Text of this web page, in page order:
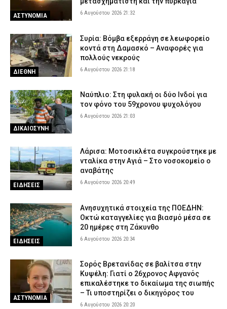
ΑΣΤΥΝΟΜΙΑ 6 Αυγούστου 2026 21:32
ΔΙΕΘΝΗ
Συρία: Βόμβα εξερράγη σε λεωφορείο
κοντά στη Δαμασκό – Αναφορές για
πολλούς νεκρούς
6 Αυγούστου 2026 21:18
ΔΙΚΑΙΟΣΥΝΗ
Ναύπλιο: Στη φυλακή οι δύο Ινδοί για
τον φόνο του 59χρονου ψυχολόγου
6 Αυγούστου 2026 21:03
ΕΙΔΗΣΕΙΣ
Λάρισα: Μοτοσικλέτα συγκρούστηκε με
νταλίκα στην Αγιά – Στο νοσοκομείο ο
αναβάτης
6 Αυγούστου 2026 20:49
ΕΙΔΗΣΕΙΣ
Ανησυχητικά στοιχεία της ΠΟΕΔΗΝ:
Οκτώ καταγγελίες για βιασμό μέσα σε
20 ημέρες στη Ζάκυνθο
6 Αυγούστου 2026 20:34
ΑΣΤΥΝΟΜΙΑ
Σορός Βρετανίδας σε βαλίτσα στην
Κυψέλη: Γιατί ο 26χρονος Αφγανός
επικαλέστηκε το δικαίωμα της σιωπής
– Τι υποστηρίζει ο δικηγόρος του
6 Αυγούστου 2026 20:20